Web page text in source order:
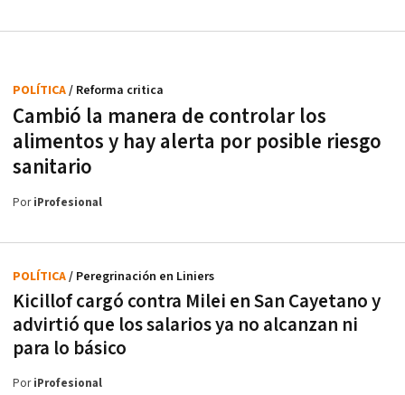
Cambió la manera de controlar los
alimentos y hay alerta por posible riesgo
sanitario
POLÍTICA/ Reforma critica
PoriProfesional
Kicillof cargó contra Milei en San Cayetano y
advirtió que los salarios ya no alcanzan ni
para lo básico
POLÍTICA/ Peregrinación en Liniers
PoriProfesional